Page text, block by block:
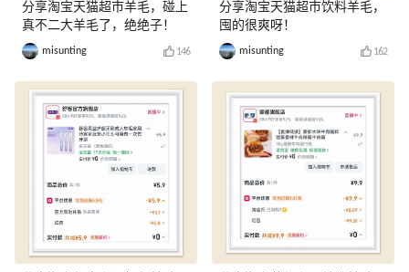
分享淘宝天猫超市羊毛，碰上
真不二大羊毛了，绝绝子！
misunting 146
分享淘宝天猫超市饮料羊毛，
囤的很爽呀！
misunting 162